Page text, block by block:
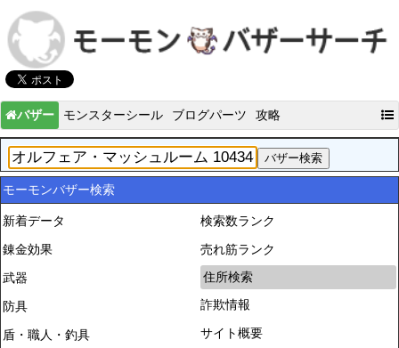
バザー モンスターシール ブログパーツ 攻略
モーモンバザー検索
新着データ
錬金効果
武器
防具
盾・職人・釣具
検索数ランク
売れ筋ランク
住所検索
詐欺情報
サイト概要